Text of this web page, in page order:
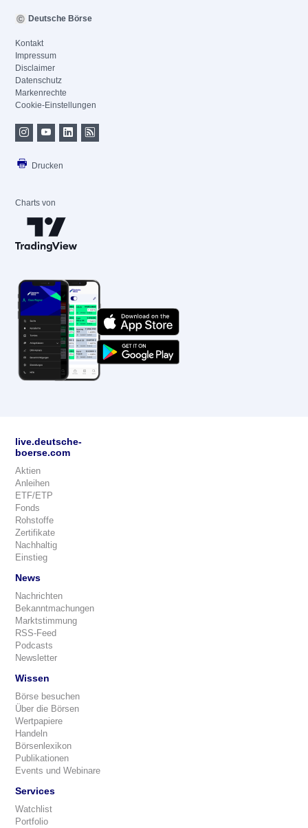
Deutsche Börse
Kontakt
Impressum
Disclaimer
Datenschutz
Markenrechte
Cookie-Einstellungen
Drucken
Charts von
live.deutsche-
boerse.com
Aktien
Anleihen
ETF/ETP
Fonds
Rohstoffe
Zertifikate
Nachhaltig
Einstieg
News
Nachrichten
Bekanntmachungen
Marktstimmung
RSS-Feed
Podcasts
Newsletter
Wissen
Börse besuchen
Über die Börsen
Wertpapiere
Handeln
Börsenlexikon
Publikationen
Events und Webinare
Services
Watchlist
Portfolio